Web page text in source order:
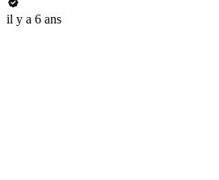
il y a 6 ans